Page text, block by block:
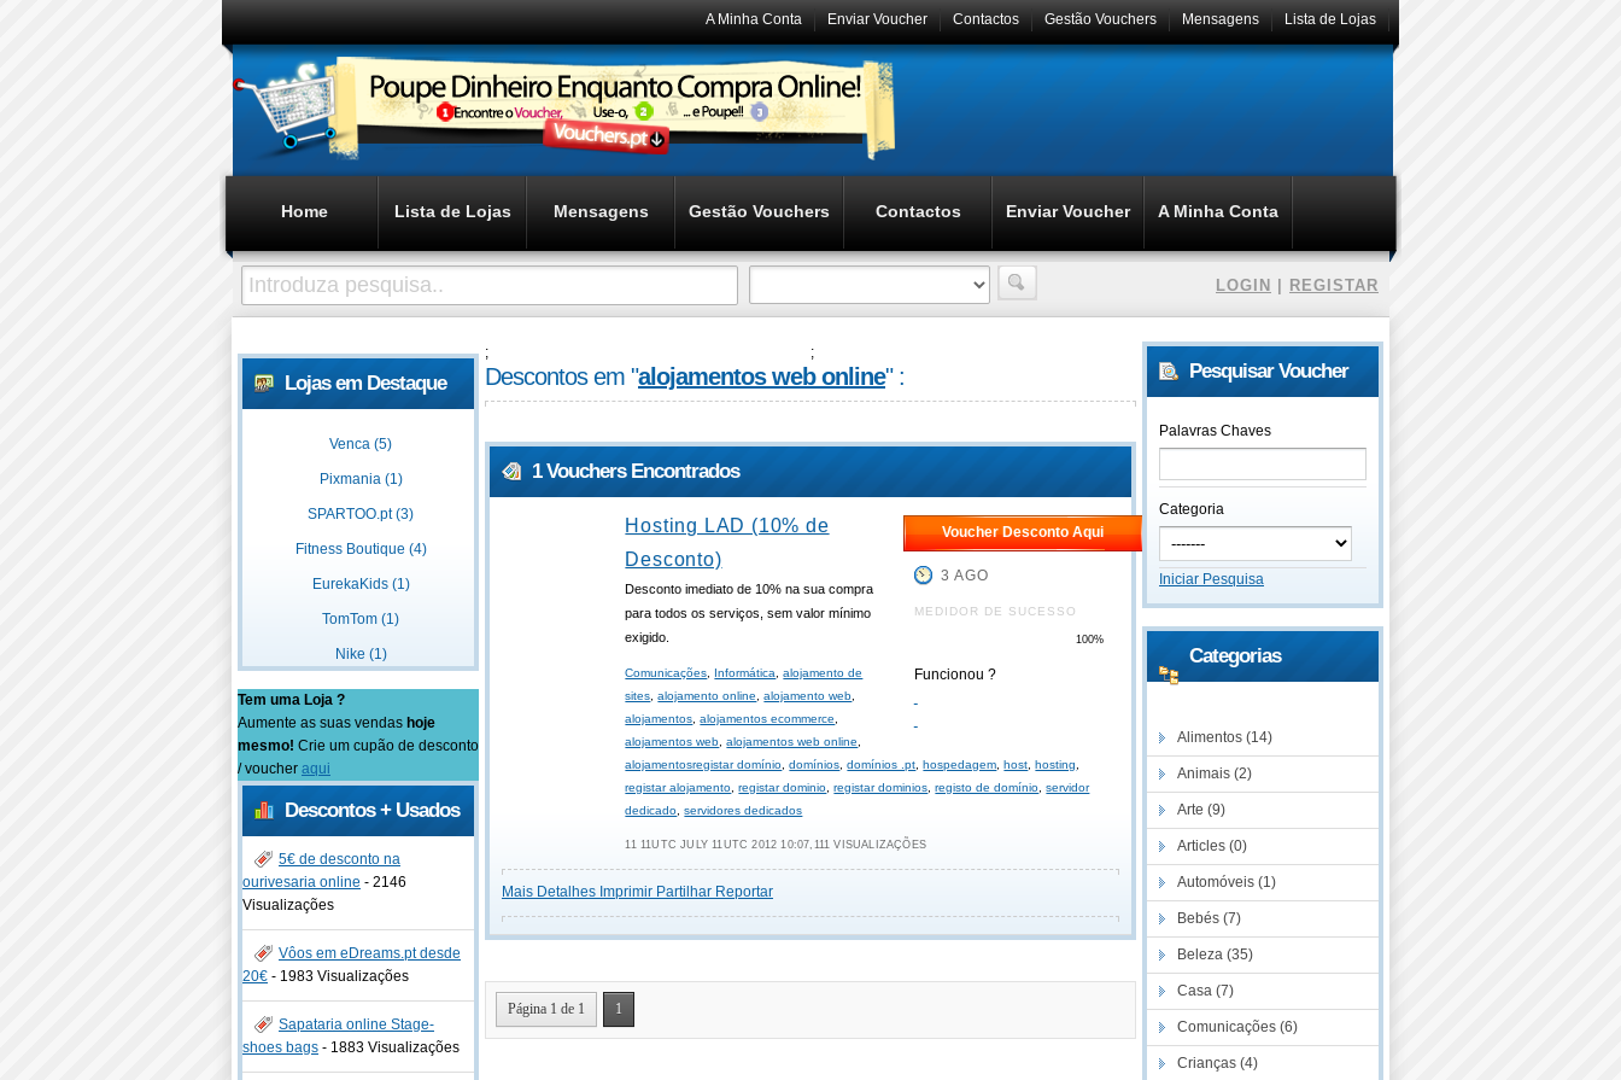
Lista de Lojas
Mensagens
Gestão Vouchers
Contactos
Enviar Voucher
A Minha Conta
Home Lista de Lojas Mensagens Gestão Vouchers Contactos Enviar Voucher A Minha Conta
LOGIN REGISTAR
Lojas em Destaque
Venca (5)
Pixmania (1)
SPARTOO.pt (3)
Fitness Boutique (4)
EurekaKids (1)
TomTom (1)
Nike (1)
Tem uma Loja ?
Aumente as suas vendas hoje
mesmo! Crie um cupão de desconto
/ voucher aqui
Descontos + Usados
5€ de desconto na
ourivesaria online - 2146
Visualizações
Vôos em eDreams.pt desde
20€ - 1983 Visualizações
Sapataria online Stage-
shoes bags - 1883 Visualizações
; ;
Descontos em "alojamentos web online" :
1 Vouchers Encontrados
Voucher Desconto Aqui
3 AGO
MEDIDOR DE SUCESSO
100%
Funcionou ?
Hosting LAD (10% de
Desconto)
Desconto imediato de 10% na sua compra
para todos os serviços, sem valor mínimo
exigido.
Comunicações Informática ,alojamento de
sites ,alojamento online ,alojamento web
alojamentos ,alojamentos ecommerce
alojamentos web ,alojamentos web online
alojamentosregistar domínio ,domínios ,domínios .pt ,hospedagem ,host ,hosting
registar alojamento ,registar dominio ,registar dominios ,registo de domínio ,servidor
dedicado ,servidores dedicados
11 11UTC JULY 11UTC 2012 10:07,111 VISUALIZAÇÕES
Mais Detalhes Imprimir Partilhar Reportar
Página 1 de 1 1
Pesquisar Voucher
Palavras Chaves
Categoria
Iniciar Pesquisa
Categorias
Alimentos (14)
Animais (2)
Arte (9)
Articles (0)
Automóveis (1)
Bebés (7)
Beleza (35)
Casa (7)
Comunicações (6)
Crianças (4)